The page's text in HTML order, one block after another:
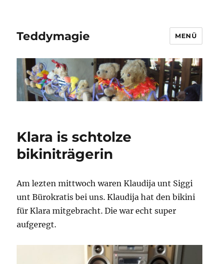
Teddymagie MENÜ
Klara is schtolze
bikiniträgerin
Am lezten mittwoch waren Klaudija unt Siggi
unt Bürokratis bei uns. Klaudija hat den bikini
für Klara mitgebracht. Die war echt super
aufgeregt.